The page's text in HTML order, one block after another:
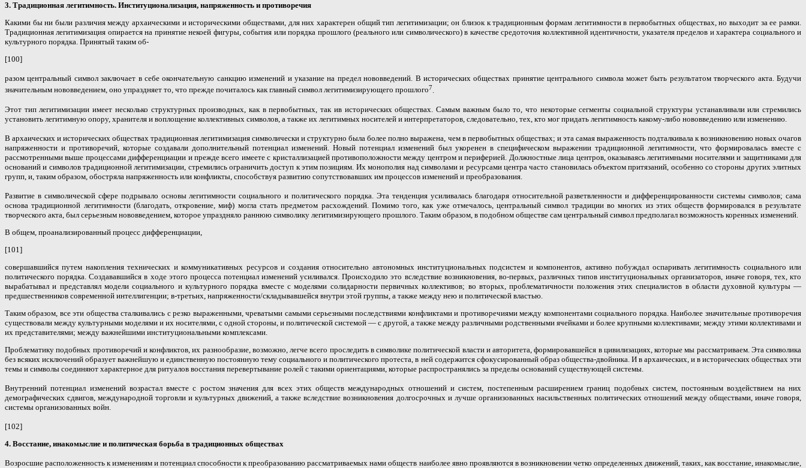
3. Традиционная легитимность. Институционализация, напряженность и противоречия
Какими бы ни были различия между архаическими и историческими обществами, для них характерен общий тип легитимизации; он близок к традиционным формам легитимности в первобытных обществах, но выходит за ее рамки.
Традиционная легитимизация опирается на принятие некоей фигуры, события или порядка прошлого (реального или символического) в качестве средоточия коллективной идентичности, указателя пределов и характера социального и
культурного порядка. Принятый таким об-
[100]
разом центральный символ заключает в себе окончательную санкцию изменений и указание на предел нововведений. В исторических обществах принятие центрального символа может быть результатом творческого акта. Будучи
значительным нововведением, оно упраздняет то, что прежде почиталось как главный символ легитимизирующего прошлого7
Этот тип легитимизации имеет несколько структурных производных, как в первобытных, так ив исторических обществах. Самым важным было то, что некоторые сегменты социальной структуры устанавливали или стремились
установить легитимную опору, хранителя и воплощение коллективных символов, а также их легитимных носителей и интерпретаторов, следовательно, тех, кто мог придать легитимность какому-либо нововведению или изменению.
В архаических и исторических обществах традиционная легитимизация символически и структурно была более полно выражена, чем в первобытных обществах; и эта самая выраженность подталкивала к возникновению новых очагов
напряженности и противоречий, которые создавали дополнительный потенциал изменений. Новый потенциал изменений был укоренен в специфическом выражении традиционной легитимности, что формировалась вместе с
рассмотренными выше процессами дифференциации и прежде всего имеете с кристаллизацией противоположности между центром и периферией. Должностные лица центров, оказываясь легитимными носителями и защитниками для
оснований и символов традиционной легитимизации, стремились ограничить доступ к этим позициям. Их монополия над символами и ресурсами центра часто становилась объектом притязаний, особенно со стороны других элитных
групп, и, таким образом, обостряла напряженность или конфликты, способствуя развитию сопутствовавших им процессов изменений и преобразования.
Развитие в символической сфере подрывало основы легитимности социального и политического порядка. Эта тенденция усиливалась благодаря относительной разветвленности и дифференцированности системы символов; сама
основа традиционной легитимности (благодать, откровение, миф) могла стать предметом расхождений. Помимо того, как уже отмечалось, центральный символ традиции во многих из этих обществ формировался в результате
творческого акта, был серьезным нововведением, которое упраздняло раннюю символику легитимизирующего прошлого. Таким образом, в подобном обществе сам центральный символ предполагал возможность коренных изменений.
В общем, проанализированный процесс дифференциации,
[101]
совершавшийся путем накопления технических и коммуникативных ресурсов и создания относительно автономных институциональных подсистем и компонентов, активно побуждал оспаривать легитимность социального или
политического порядка. Создававшийся в ходе этого процесса потенциал изменений усиливался. Происходило это вследствие возникновения, во-первых, различных типов институциональных организаторов, иначе говоря, тех, кто
вырабатывал и представлял модели социального и культурного порядка вместе с моделями солидарности первичных коллективов; во вторых, проблематичности положения этих специалистов в области духовной культуры —
предшественников современной интеллигенции; в-третьих, напряженности/складывавшейся внутри этой группы, а также между нею и политической властью.
Таким образом, все эти общества сталкивались с резко выраженными, чреватыми самыми серьезными последствиями конфликтами и противоречиями между компонентами социального порядка. Наиболее значительные противоречия
существовали между культурными моделями и их носителями, с одной стороны, и политической системой — с другой, а также между различными родственными ячейками и более крупными коллективами; между этими коллективами и
их представителями; между важнейшими институциональными комплексами.
Проблематику подобных противоречий и конфликтов, их разнообразие, возможно, легче всего проследить в символике политической власти и авторитета, формировавшейся в цивилизациях, которые мы рассматриваем. Эта символика
без всяких исключений образует важнейшую и единственную постоянную тему социального и политического протеста, в ней содержится сфокусированный образ общества-двойника. И в архаических, и в исторических обществах эти
темы и символы соединяют характерное для ритуалов восстания перевертывание ролей с такими ориентациями, которые распространялись за пределы оснований существующей системы.
Внутренний потенциал изменений возрастал вместе с ростом значения для всех этих обществ международных отношений и систем, постепенным расширением границ подобных систем, постоянным воздействием на них
демографических сдвигов, международной торговли и культурных движений, а также вследствие возникновения долгосрочных и лучше организованных насильственных политических отношений между обществами, иначе говоря,
системы организованных войн.
[102]
4. Восстание, инакомыслие и политическая борьба в традиционных обществах
Возросшие расположенность к изменениям и потенциал способности к преобразованию рассматриваемых нами обществ наиболее явно проявляются в возникновении четко определенных движений, таких, как восстание, инакомыслие,